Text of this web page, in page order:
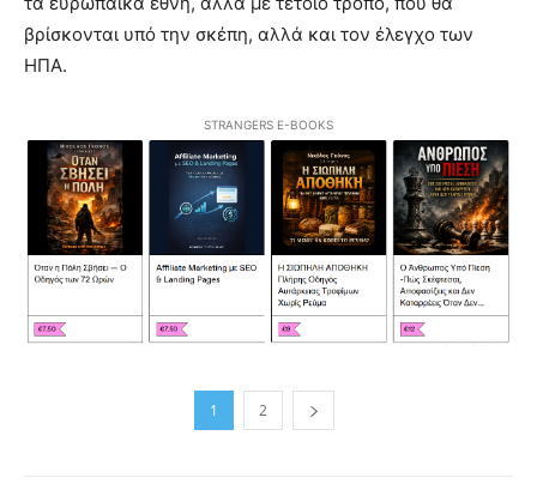
βρίσκονται υπό την σκέπη, αλλά και τον έλεγχο των
ΗΠΑ.
STRANGERS E-BOOKS
1 2